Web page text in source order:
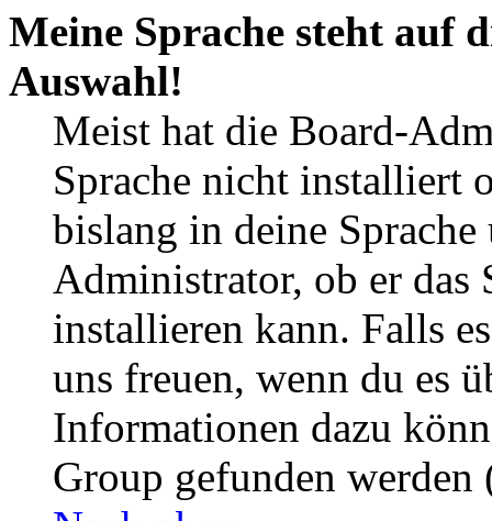
Meine Sprache steht auf
Auswahl!
Meist hat die Board-
Sprache nicht installiert
bislang in deine
Administrator, ob er das
installieren kann. Falls
uns freuen, wenn du es
Informationen dazu
Group gefunden